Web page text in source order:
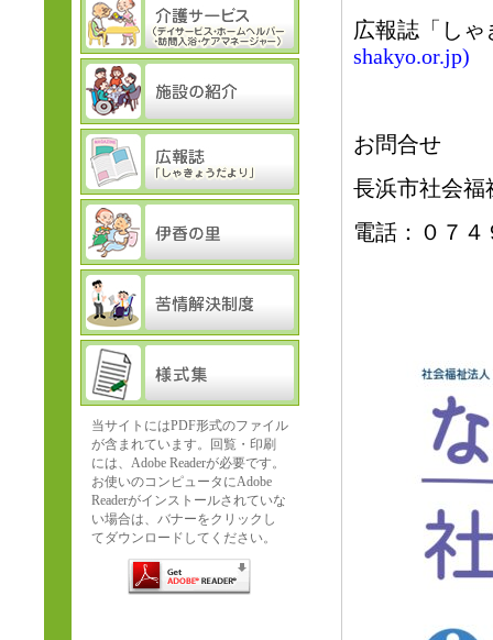
当サイトにはPDF形式のファイル
が含まれています。回覧・印刷
には、Adobe Readerが必要です。
お使いのコンピュータにAdobe
Readerがインストールされていな
い場合は、バナーをクリックし
てダウンロードしてください。
広報誌「し
shakyo.or.jp)
お問合せ
長浜市社会福
電話：０７